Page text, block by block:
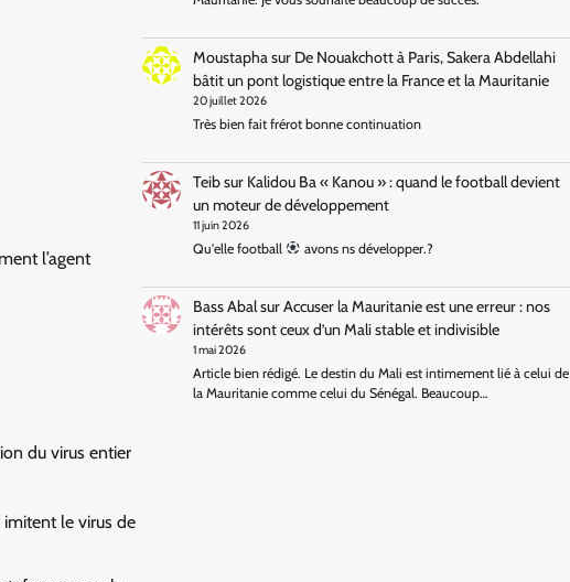
l’agent
du virus entier
le virus de
Moustaphasur De Nouakchott à Paris, Sakera Abdellahi
bâtit un pont logistique entre la France et la Mauritanie
20 juillet 2026
Très bien fait frérot bonne continuation
Teibsur Kalidou Ba « Kanou » : quand le football devient
un moteur de développement
11 juin 2026
Qu'elle football avons ns développer.?
Bass AbalsurAccuser la Mauritanie est une erreur : nos
intérêts sont ceux d’un Mali stable et indivisible
1 mai 2026
Article bien rédigé. Le destin du Mali est intimement lié à celui de
la Mauritanie comme celui du Sénégal. Beaucoup…